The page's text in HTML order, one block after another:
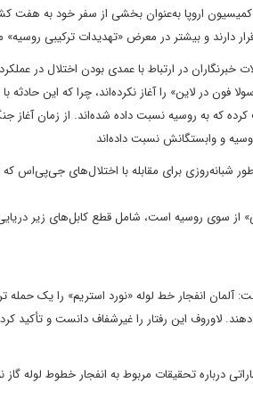
این باره مدعی شد:‌ فون در لاین ۶۶ ساله، رئیس کمیسیون اروپا به‌عنوان بخشی
نیز ۱۱ شهریور در پاسخ به سوالات خبرنگاران در ارتباط با عمدی
فون در لاین» را آغاز نکرده‌اند، چرا که این
در سراسر اروپا را ثبت کرده که به روسیه نسبت داده شده‌اند. از
و وابستگانش نسبت داده‌اند
شبانه‌روزی برای مقابله با اختلال‌های جی‌پی‌اس
از سوی روسیه است، شامل قطع کابل‌های زیر
انفجار خط لوله‌ «نورد استریم» را یک حمله
لاوروف این رفتار را غیرشفاف دانست و تأکید